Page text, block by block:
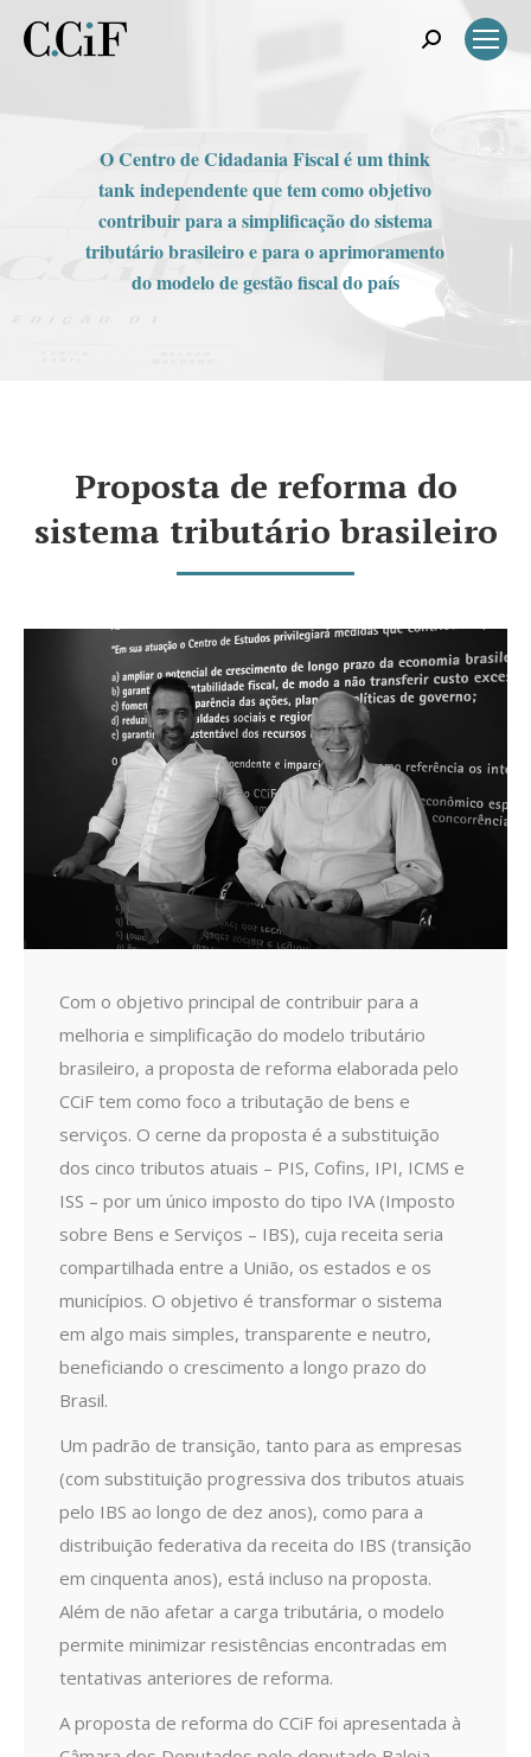
Search:
O Centro de Cidadania Fiscal é um think
tank independente que tem como objetivo
contribuir para a simplificação do sistema
tributário brasileiro e para o aprimoramento
do modelo de gestão fiscal do país
Proposta de reforma do
sistema tributário brasileiro
Com o objetivo principal de contribuir para a
melhoria e simplificação do modelo tributário
brasileiro, a proposta de reforma elaborada pelo
CCiF tem como foco a tributação de bens e
serviços. O cerne da proposta é a substituição
dos cinco tributos atuais – PIS, Cofins, IPI, ICMS e
ISS – por um único imposto do tipo IVA (Imposto
sobre Bens e Serviços – IBS), cuja receita seria
compartilhada entre a União, os estados e os
municípios. O objetivo é transformar o sistema
em algo mais simples, transparente e neutro,
beneficiando o crescimento a longo prazo do
Brasil.
Um padrão de transição, tanto para as empresas
(com substituição progressiva dos tributos atuais
pelo IBS ao longo de dez anos), como para a
distribuição federativa da receita do IBS (transição
em cinquenta anos), está incluso na proposta.
Além de não afetar a carga tributária, o modelo
permite minimizar resistências encontradas em
tentativas anteriores de reforma.
A proposta de reforma do CCiF foi apresentada à